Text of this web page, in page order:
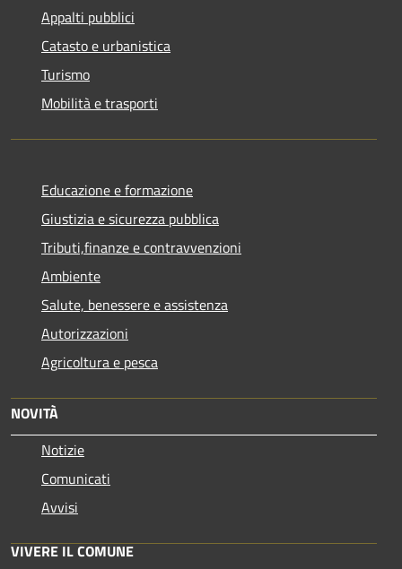
Appalti pubblici
Catasto e urbanistica
Turismo
Mobilità e trasporti
Educazione e formazione
Giustizia e sicurezza pubblica
Tributi,finanze e contravvenzioni
Ambiente
Salute, benessere e assistenza
Autorizzazioni
Agricoltura e pesca
NOVITÀ
Notizie
Comunicati
Avvisi
VIVERE IL COMUNE